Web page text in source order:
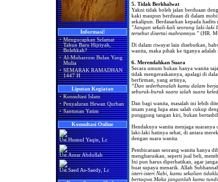
Informasi!
· Mengucapkan Selamat
Tahun Baru Hijriyah,
Bolehkah?
· Al-Muharrom Bulan Yang
Mulia
· SEMARAK RAMADHAN
1447 H
Liputan Kegiatan
· Konsultasi Islam
· Penyaluran Hewan Qurban
· Santunan Yatim
Konsultasi Online
Ust.Husnul Yaqin, Lc
Ust.Amar Abdullah
Ust.Saed As-Saedy, Lc
5. Tidak Berkhalwat
Yakni tidak boleh jalan berduaan
kaki maupun berduaan di dalam
sekalipun. Berdasarkan kepada
"Jangan sekali-kali seorang laki-laki
tersebut disertai mahramnya." (HR.
Di dalam riwayat lain disebutkan,
wanita, maka pihak ke tiganya adalah
6. Merendahkan Suara
Secara umum bukan hanya wanita
tidak mengeraskannya, apalagi di
berfirman, yang artinya,
“Dan sederhanalah kamu dalam
seburuk-buruk suara ialah suara
Dan bagi wanita, masalah ini lebih
imam yang lupa atau salah cukup
punggung tangan kiri, bukan
Hendaknya wanita menjaga
laki-laki hatinya sehat, di antara
dengan suara wanita.
Pembicaraan seorang wanita hanya
mengharuskan, seperti jual beli,
Ini pun harus diperhatikan, agar
buat supaya menarik. Allah
isteri-isteri Nabi, kamu sekalian
bertaqwa.Maka janganlah kamu